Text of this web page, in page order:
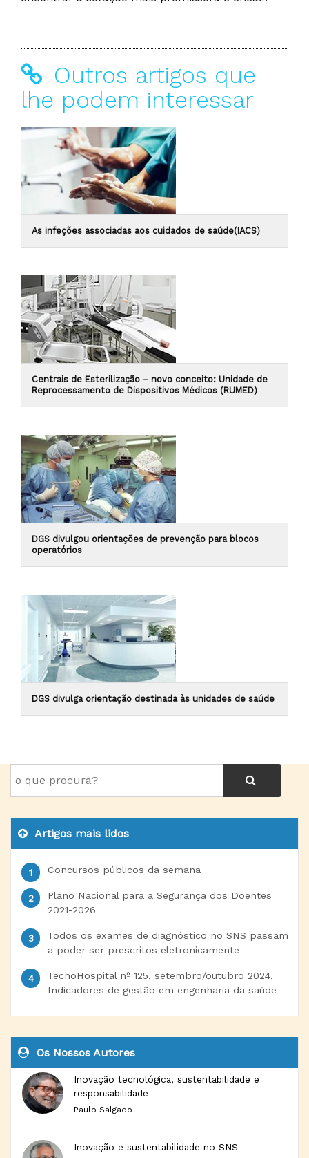
Outros artigos que
lhe podem interessar
As infeções associadas aos cuidados de saúde(IACS)
Centrais de Esterilização – novo conceito: Unidade de
Reprocessamento de Dispositivos Médicos (RUMED)
DGS divulgou orientações de prevenção para blocos
operatórios
DGS divulga orientação destinada às unidades de saúde
Artigos mais lidos
Concursos públicos da semana
Plano Nacional para a Segurança dos Doentes
2021-2026
Todos os exames de diagnóstico no SNS passam
a poder ser prescritos eletronicamente
TecnoHospital nº 125, setembro/outubro 2024,
Indicadores de gestão em engenharia da saúde
Os Nossos Autores
Inovação tecnológica, sustentabilidade e
responsabilidade
Paulo Salgado
Inovação e sustentabilidade no SNS